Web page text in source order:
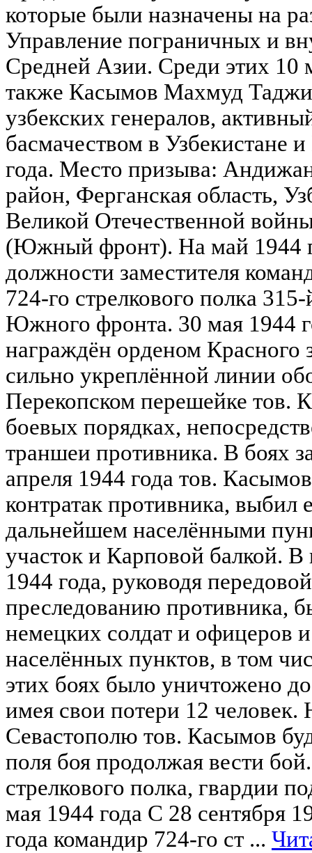
которые были назначены на
Управление пограничных и
Средней Азии. Среди этих 10
также Касымов Махмуд
узбекских генералов,
басмачеством в
года. Место призыва:
район, Ферганская область,
Великой Отечественной
(Южный фронт). На май 1944
должности заместителя
724-го стрелкового полка
Южного фронта. 30 мая 1944
награждён орденом
сильно укреплённой линии
Перекопском перешейке тов.
боевых порядках,
траншеи противника. В боях
апреля 1944 года тов.
контратак противника, выбил
дальнейшем населёнными
участок и Карповой балкой. В
1944 года, руководя
преследованию противника,
немецких солдат и офицеров
населённых пунктов, в том
этих боях было уничтожено
имея свои потери 12 человек.
Севастополю тов. Касымов
поля боя продолжая вести
стрелкового полка, гвардии
мая 1944 года С 28 сентября
года командир 724-го ст ...